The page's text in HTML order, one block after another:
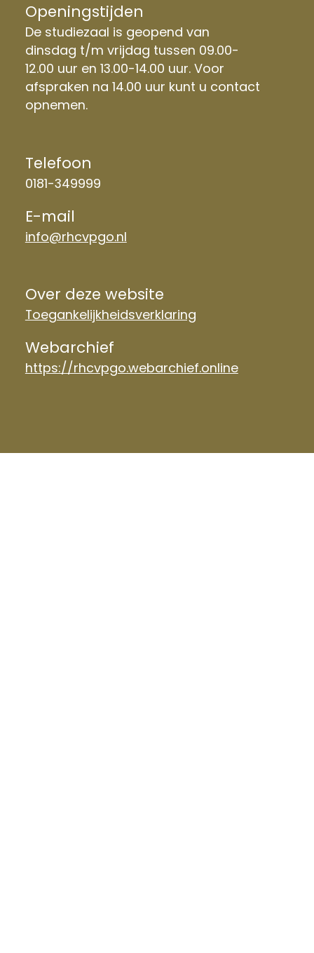
Openingstijden
De studiezaal is geopend van
dinsdag t/m vrijdag tussen 09.00-
12.00 uur en 13.00-14.00 uur. Voor
afspraken na 14.00 uur kunt u contact
opnemen.
Telefoon
0181-349999
E-mail
info@rhcvpgo.nl
Over deze website
Toegankelijkheidsverklaring
Webarchief
https://rhcvpgo.webarchief.online